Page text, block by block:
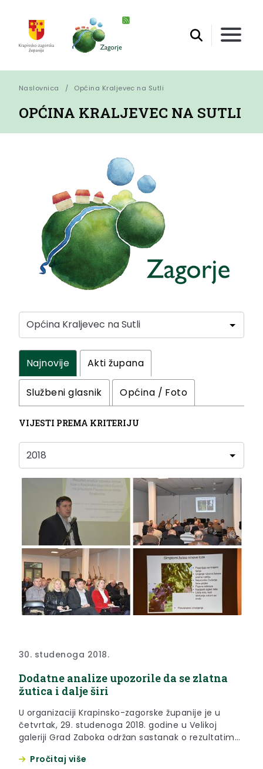
Naslovnica Općina Kraljevec na Sutli
OPĆINA KRALJEVEC NA SUTLI
Najnovije Akti župana
Službeni glasnik Općina / Foto
VIJESTI PREMA KRITERIJU
30. studenoga 2018.
Dodatne analize upozorile da se zlatna
žutica i dalje širi
U organizaciji Krapinsko-zagorske županije je u
četvrtak, 29. studenoga 2018. godine u Velikoj
galeriji Grad Zaboka održan sastanak o rezultatima
žutice u vinogradima na području Krapinsko-
Pročitaj više